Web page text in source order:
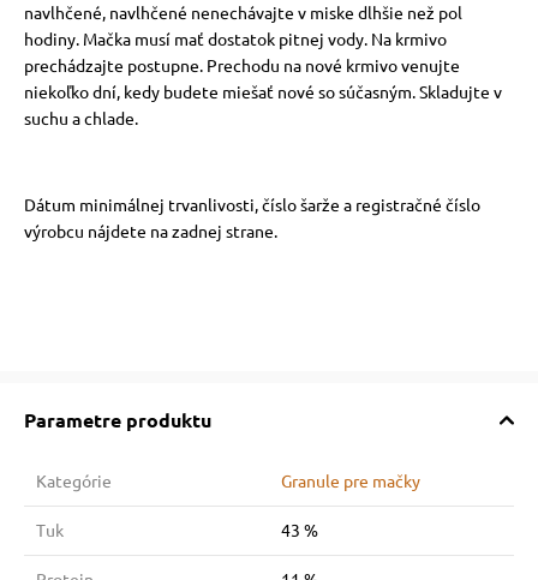
navlhčené, navlhčené nenechávajte v miske dlhšie než pol
hodiny. Mačka musí mať dostatok pitnej vody. Na krmivo
prechádzajte postupne. Prechodu na nové krmivo venujte
niekoľko dní, kedy budete miešať nové so súčasným. Skladujte v
suchu a chlade.
Dátum minimálnej trvanlivosti, číslo šarže a registračné číslo
výrobcu nájdete na zadnej strane.
Parametre produktu
Kategórie Granule pre mačky
Tuk 43 %